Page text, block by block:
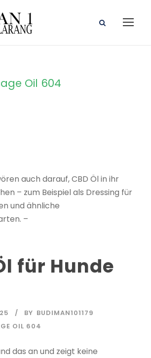
Oil 604
auch darauf, CBD Öl in ihr
– zum Beispiel als Dressing für
und ähnliche
–
für Hunde
BY BUDIMAN101179
OIL 604
das an und zeigt keine